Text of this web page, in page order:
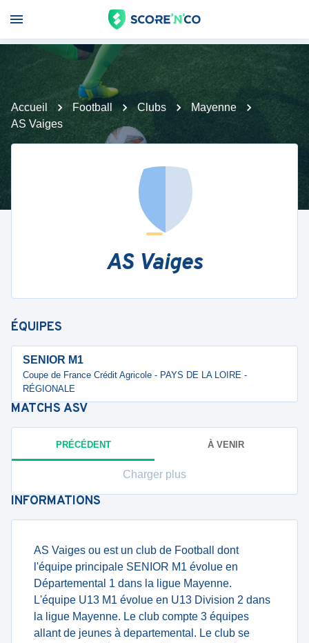
Accueil Football Clubs
Mayenne
AS Vaiges
AS Vaiges
ÉQUIPES
SENIOR M1
Coupe de France Crédit Agricole - PAYS DE LA LOIRE -
RÉGIONALE
MATCHS ASV
PRÉCÉDENT À VENIR
Charger plus
INFORMATIONS
AS Vaiges ou est un club de Football dont
l'équipe principale SENIOR M1 évolue en
Départemental 1 dans la ligue Mayenne.
L'équipe U13 M1 évolue en U13 Division 2 dans
la ligue Mayenne. Le club compte 3 équipes
allant de jeunes à departemental. Le club se